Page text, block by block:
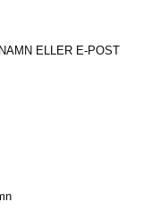
ELLER E-POST